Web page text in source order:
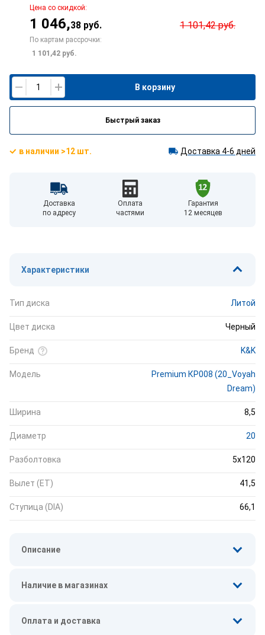
Цена со скидкой:
1 046,38 руб. 1 101,42руб.
По картам рассрочки:
1 101,42 руб.
В корзину
Быстрый заказ
в наличии >12 шт. Доставка 4-6 дней
Доставка
по адресу
Оплата
частями
Гарантия
12 месяцев
Характеристики
Тип диска Литой
Цвет диска Черный
Бренд K&K
Модель
Premium КР008 (20_Voyah
Dream)
Ширина 8,5
Диаметр 20
Разболтовка 5x120
Вылет (ET) 41,5
Ступица (DIA) 66,1
Описание
Наличие в магазинах
Оплата и доставка